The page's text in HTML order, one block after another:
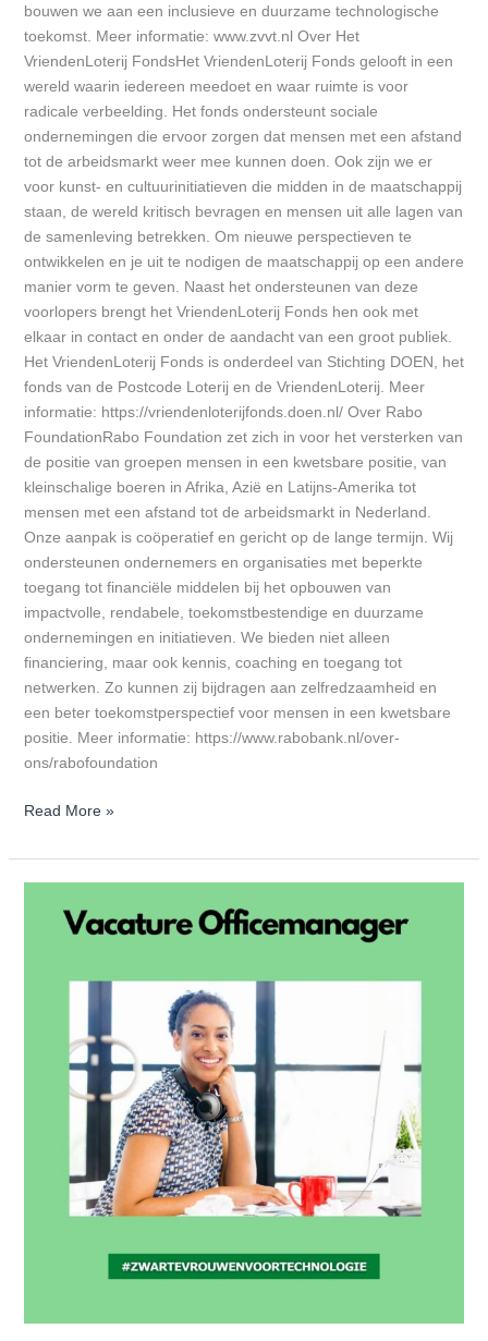
bouwen we aan een inclusieve en duurzame technologische
toekomst. Meer informatie: www.zvvt.nl Over Het
VriendenLoterij FondsHet VriendenLoterij Fonds gelooft in een
wereld waarin iedereen meedoet en waar ruimte is voor
radicale verbeelding. Het fonds ondersteunt sociale
ondernemingen die ervoor zorgen dat mensen met een afstand
tot de arbeidsmarkt weer mee kunnen doen. Ook zijn we er
voor kunst- en cultuurinitiatieven die midden in de maatschappij
staan, de wereld kritisch bevragen en mensen uit alle lagen van
de samenleving betrekken. Om nieuwe perspectieven te
ontwikkelen en je uit te nodigen de maatschappij op een andere
manier vorm te geven. Naast het ondersteunen van deze
voorlopers brengt het VriendenLoterij Fonds hen ook met
elkaar in contact en onder de aandacht van een groot publiek.
Het VriendenLoterij Fonds is onderdeel van Stichting DOEN, het
fonds van de Postcode Loterij en de VriendenLoterij. Meer
informatie: https://vriendenloterijfonds.doen.nl/ Over Rabo
FoundationRabo Foundation zet zich in voor het versterken van
de positie van groepen mensen in een kwetsbare positie, van
kleinschalige boeren in Afrika, Azië en Latijns-Amerika tot
mensen met een afstand tot de arbeidsmarkt in Nederland.
Onze aanpak is coöperatief en gericht op de lange termijn. Wij
ondersteunen ondernemers en organisaties met beperkte
toegang tot financiële middelen bij het opbouwen van
impactvolle, rendabele, toekomstbestendige en duurzame
ondernemingen en initiatieven. We bieden niet alleen
financiering, maar ook kennis, coaching en toegang tot
netwerken. Zo kunnen zij bijdragen aan zelfredzaamheid en
een beter toekomstperspectief voor mensen in een kwetsbare
positie. Meer informatie: https://www.rabobank.nl/over-
ons/rabofoundation
Read More »
Officemanager